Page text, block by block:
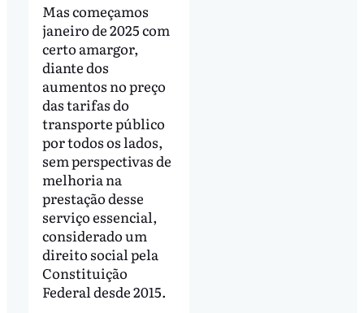
Mas começamos
janeiro de 2025 com
certo amargor,
diante dos
aumentos no preço
das tarifas do
transporte público
por todos os lados,
sem perspectivas de
melhoria na
prestação desse
serviço essencial,
considerado um
direito social pela
Constituição
Federal desde 2015.